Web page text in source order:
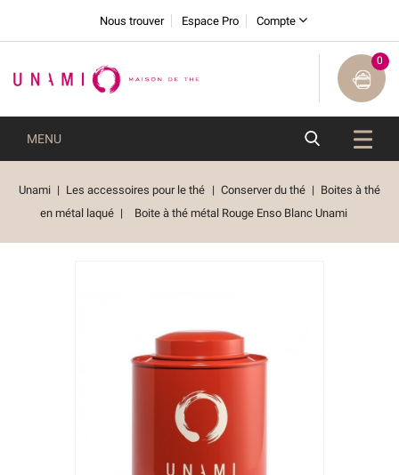
Nous trouver Espace Pro Compte
0
MENU
Unami Les accessoires pour le thé Conserver du thé
Boites à thé
en métal laqué
Boite à thé métal Rouge Enso Blanc Unami